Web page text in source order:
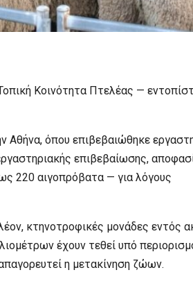
Κοινότητα Πτελέας —
Αθήνα, όπου επιβεβαιώθηκε
επιβεβαίωσης,
220 αιγοπρόβατα — για λόγους
κτηνοτροφικές μονάδες εντός
έχουν τεθεί υπό
η μετακίνηση ζώων.